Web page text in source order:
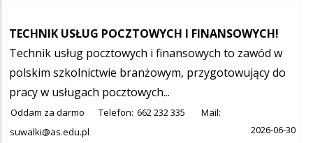
TECHNIK USŁUG POCZTOWYCH I FINANSOWYCH!
Technik usług pocztowych i finansowych to zawód w
polskim szkolnictwie branżowym, przygotowujący do
pracy w usługach pocztowych...
Oddam za darmo Telefon: 662 232 335
Mail:
suwalki@as.edu.pl
2026-06-30